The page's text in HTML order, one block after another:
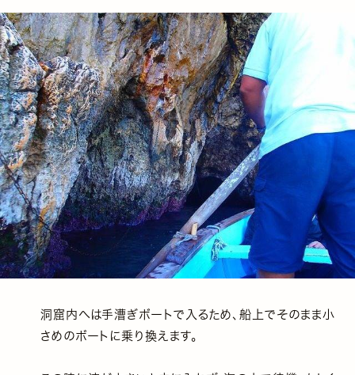
洞窟内へは手漕ぎボートで入るため、船上でそのまま小
さめのボートに乗り換えます。